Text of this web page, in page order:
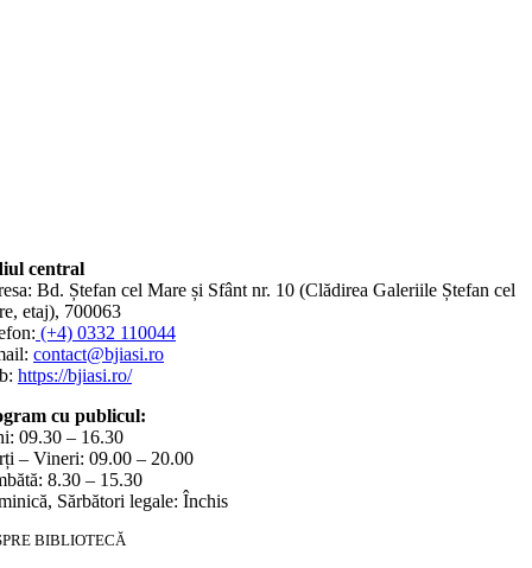
central
Bd. Ștefan cel Mare și Sfânt nr. 10 (Clădirea Galeriile Ștefan cel
etaj), 700063
(+4) 0332 110044
contact@bjiasi.ro
https://bjiasi.ro/
cu publicul:
09.30 – 16.30
– Vineri: 09.00 – 20.00
8.30 – 15.30
Sărbători legale: Închis
BIBLIOTECĂ